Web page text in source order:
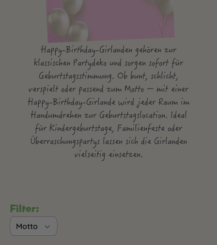
Happy-Birthday-Girlanden gehören zur
klassischen Partydeko und sorgen sofort für
Geburtstagsstimmung. Ob bunt, schlicht,
verspielt oder passend zum Motto – mit einer
Happy-Birthday-Girlande wird jeder Raum im
Handumdrehen zur Geburtstagslocation. Ideal
für Kindergeburtstage, Familienfeste oder
Überraschungspartys lassen sich die Girlanden
vielseitig einsetzen.
Filter:
Motto